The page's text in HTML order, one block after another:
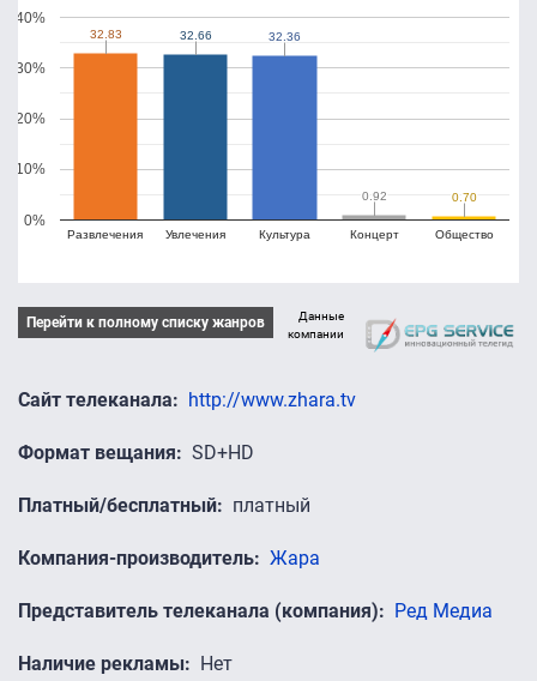
Развлечения Увлечения Культура Концерт Общество
0%
10%
20%
30%
40%
32.83
32.83 32.66
32.66 32.36
32.36
0.92
0.92 0.70
0.70
Перейти к полному списку жанров
Данные
компании
Сайт телеканала http://www.zhara.tv
Формат вещания SD+HD
Платный/бесплатный платный
Компания-производитель Жара
Представитель телеканала (компания) Ред Медиа
Наличие рекламы Нет